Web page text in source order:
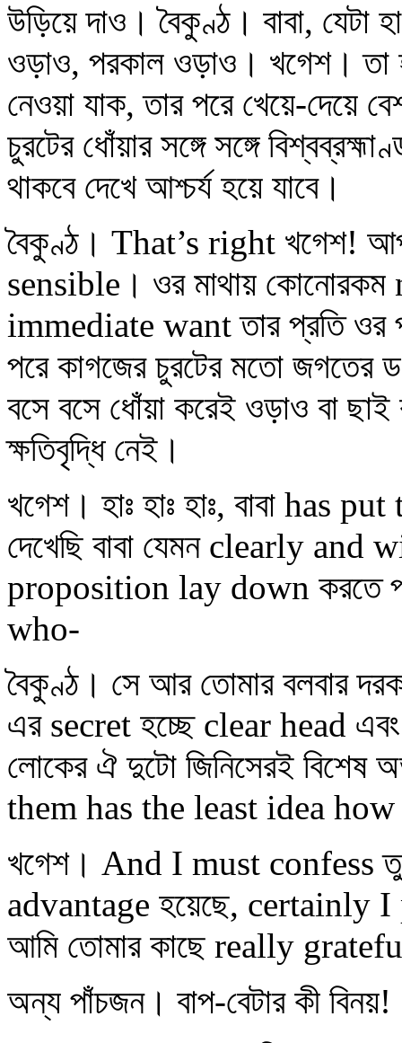
উড়িয়ে দাও। বৈকুণ্ঠ। বাবা, যেটা
ওড়াও, পরকাল ওড়াও। খগেশ। তা
নেওয়া যাক, তার পরে খেয়ে-দেয়ে
চুরটের ধোঁয়ার সঙ্গে সঙ্গে
থাকবে দেখে আশ্চর্য হয়ে যাবে।
বৈকুণ্ঠ। That’s right খগেশ!
sensible। ওর মাথায় কোনোরকম
immediate want তার প্রতি ওর
পরে কাগজের চুরটের মতো জগতের
বসে বসে ধোঁয়া করেই ওড়াও বা
ক্ষতিবৃদ্ধি নেই।
খগেশ। হাঃ হাঃ হাঃ, বাবা
দেখেছি বাবা যেমন clearly
proposition lay down করতে
who-
বৈকুণ্ঠ। সে আর তোমার বলবার
এর secret হচ্ছে clear head
লোকের ঐ দুটো জিনিসেরই
them has the least idea
খগেশ। And I must confess
advantage হয়েছে, certainly I
আমি তোমার কাছে really
অন্য পাঁচজন। বাপ-বেটার কী বিনয়!